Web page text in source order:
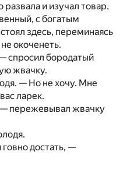
и изучал товар.
с богатым
здесь, переминаясь
окоченеть.
спросил бородатый
жвачку.
— Но не хочу. Мне
ларек.
пережевывал жвачку
достать, —